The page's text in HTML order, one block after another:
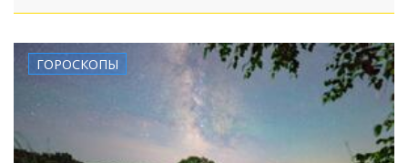
ГОРОСКОПЫ